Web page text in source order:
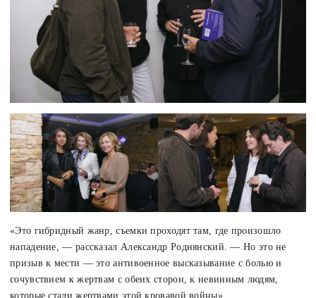
«Это гибридный жанр, съемки проходят там, где произошло
нападение, — рассказал Александр Роднянский. — Но это не
призыв к мести — это антивоенное высказывание с болью и
сочувствием к жертвам с обеих сторон, к невинным людям,
которые стали жертвами этой кровавой войны».